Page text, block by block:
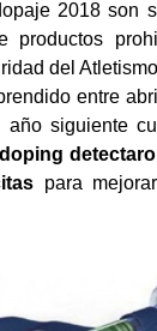
2018 son
productos
del
entre
año siguiente
para